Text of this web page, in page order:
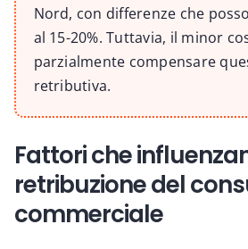
Nord, con differenze che
al 15-20%. Tuttavia, il minor
parzialmente compensare
retributiva.
Fattori che
retribuzione del
commerciale